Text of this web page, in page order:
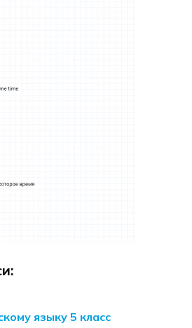
языку 5 класс